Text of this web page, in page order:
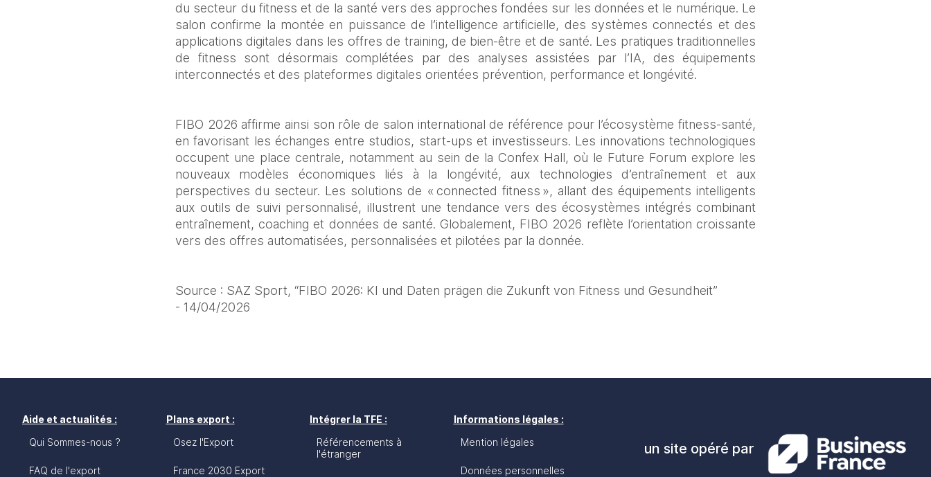
du secteur du fitness et de la santé vers des approches fondées sur les données et le numérique. Le
salon confirme la montée en puissance de l’intelligence artificielle, des systèmes connectés et des
applications digitales dans les offres de training, de bien‑être et de santé. Les pratiques traditionnelles
de fitness sont désormais complétées par des analyses assistées par l’IA, des équipements
interconnectés et des plateformes digitales orientées prévention, performance et longévité.
FIBO 2026 affirme ainsi son rôle de salon international de référence pour l’écosystème fitness‑santé,
en favorisant les échanges entre studios, start‑ups et investisseurs. Les innovations technologiques
occupent une place centrale, notamment au sein de la Confex Hall, où le Future Forum explore les
nouveaux modèles économiques liés à la longévité, aux technologies d’entraînement et aux
perspectives du secteur. Les solutions de « connected fitness », allant des équipements intelligents
aux outils de suivi personnalisé, illustrent une tendance vers des écosystèmes intégrés combinant
entraînement, coaching et données de santé. Globalement, FIBO 2026 reflète l’orientation croissante
vers des offres automatisées, personnalisées et pilotées par la donnée.
Source : SAZ Sport, “FIBO 2026: KI und Daten prägen die Zukunft von Fitness und Gesundheit”
- 14/04/2026
Aide et actualités :
Qui Sommes-nous ?
FAQ de l'export
Plans export :
Osez l'Export
France 2030 Export
Intégrer la TFE :
Référencements à
l'étranger
Informations légales :
Mention légales
Données personnelles
un site opéré par